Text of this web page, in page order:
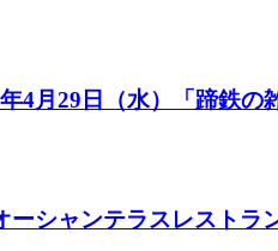
4月29日（水）「蹄鉄の
シャンテラスレスト